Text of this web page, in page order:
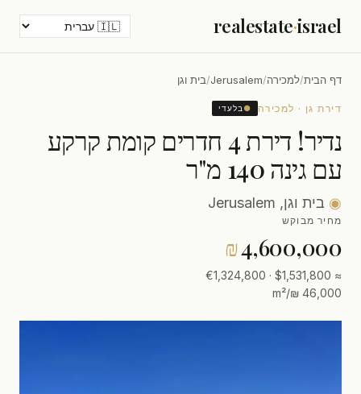
realestate·israel
דף הבית/למכירה/
Jerusalem
/בית וגן
דירת גן · למכירה ● בלעדי
נדיר! דירת 4 חדרים קומת קרקע
עם גינה 140 מ"ר
◉ בית וגן, Jerusalem
מחיר מבוקש
₪4,600,000
≈ $1,531,800 · €1,324,800
46,000 ₪/m²